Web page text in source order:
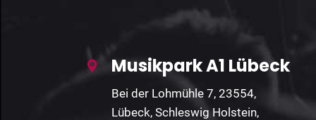
Musikpark A1 Lübeck
Bei der Lohmühle 7, 23554,
Lübeck, Schleswig Holstein,